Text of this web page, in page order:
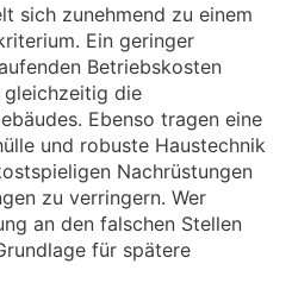
sich zunehmend zu einem
Ein geringer
Betriebskosten
die
Ebenso tragen eine
und robuste Haustechnik
Nachrüstungen
zu verringern. Wer
an den falschen Stellen
für spätere